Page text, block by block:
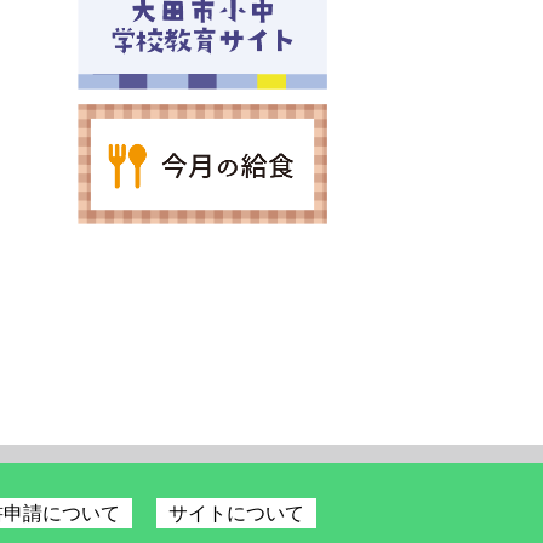
請について サイトについて